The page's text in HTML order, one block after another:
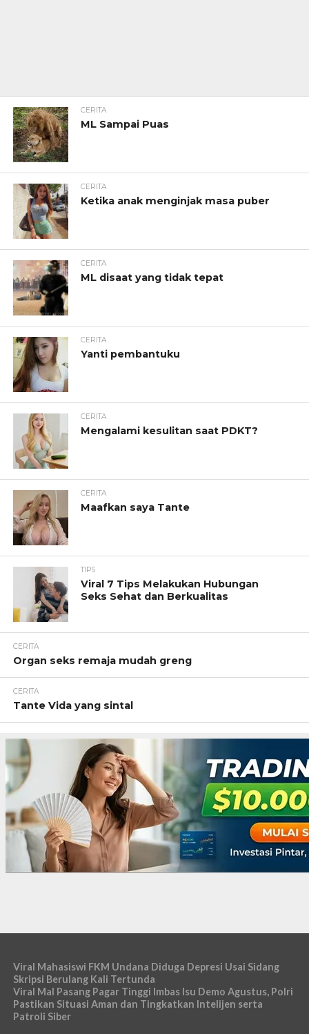
CERITA
ML Sampai Puas
CERITA
Ketika anak menginjak masa puber
CERITA
ML disaat yang tidak tepat
CERITA
Yanti pembantuku
CERITA
Mengalami kesulitan saat PDKT?
CERITA
Maafkan saya Tante
TIPS
Viral 7 Tips Melakukan Hubungan
Seks Sehat dan Berkualitas
CERITA
Organ seks remaja mudah greng
CERITA
Tante Vida yang sintal
Viral Mahasiswi FKM Undana Diduga Depresi Usai Sidang
Skripsi Berulang Kali Tertunda
Viral Mal Pasang Pagar Tinggi Imbas Isu Demo Agustus, Polri
Pastikan Situasi Aman dan Tingkatkan Intelijen serta
Patroli Siber